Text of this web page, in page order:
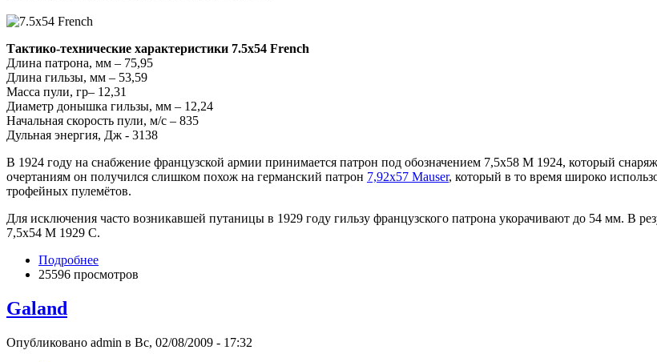
Тактико-технические характеристики 7.5x54 French
Длина патрона, мм – 75,95
Длина гильзы, мм – 53,59
Масса пули, гр– 12,31
Диаметр донышка гильзы, мм – 12,24
Начальная скорость пули, м/с – 835
Дульная энергия, Дж - 3138
В 1924 году на снабжение французской армии принимается патрон под обозначением 7,5x58 М 1924, который
очертаниям он получился слишком похож на германский патрон 7,92x57 Mauser, который в то время широко
трофейных пулемётов.
Для исключения часто возникавшей путаницы в 1929 году гильзу французского патрона укорачивают до 54 мм. В
7,5x54 M 1929 С.
Подробнее
25596 просмотров
Galand
Опубликовано admin в Вс, 02/08/2009 - 17:32